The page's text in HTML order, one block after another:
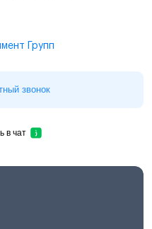
Групп
звонок
Написать в чат